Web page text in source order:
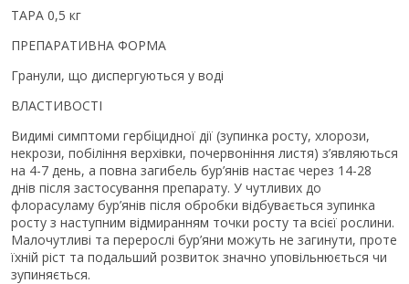
ТАРА 0,5 кг
ПРЕПАРАТИВНА ФОРМА
Гранули, що диспергуються у воді
ВЛАСТИВОСТІ
Видимі симптоми гербіцидної дії (зупинка росту, хлорози,
некрози, побіління верхівки, почервоніння листя) з’являються
на 4-7 день, а повна загибель бур’янів настає через 14-28
днів після застосування препарату. У чутливих до
флорасуламу бур’янів після обробки відбувається зупинка
росту з наступним відмиранням точки росту та всієї рослини.
Малочутливі та перерослі бур’яни можуть не загинути, проте
їхній ріст та подальший розвиток значно уповільнюється чи
зупиняється.